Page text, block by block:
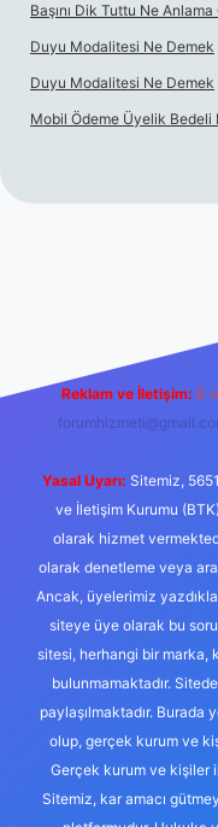
Başını Dik Tuttu Ne Anlama
Duyu Modalitesi Ne Demek
Duyu Modalitesi Ne Demek
Mobil Ödeme Üyelik Bedeli
Reklam ve İletişim: E-
Yasal Uyarı: Sitemiz,
ve İletişim Kurumu
olarak hizmet
olarak denetleme veya
Ancak, üyelerimiz
siteye üye olarak bu
sitesi, herhangi bir marka,
bulunmamaktadır.
paylaşılmaktadır. Burada
olup, gerçek kurum ve
Gerçek kurum ve kişiler
Sitemiz, kar amacı